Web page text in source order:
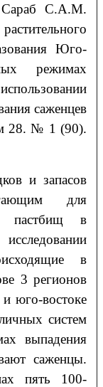
С.А.М.
Юго-
режимах
саженцев
28. № 1 (90).
и запасов
для
пастбищ в
в
3 регионов
юго-востоке
систем
выпадения
саженцы.
пять 100-